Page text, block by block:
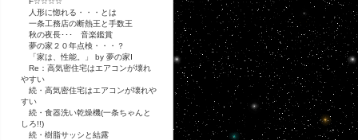
人形に惚れる・・・とは
一条工務店の断熱王と手数王
秋の夜長･･･ 音楽鑑賞
夢の家２０年点検・・・？
「家は、性能。」 by 夢の家Ⅰ
Re：高気密住宅はエアコンが壊れ
やすい
続・高気密住宅はエアコンが壊れや
すい
続・食器洗い乾燥機(一条ちゃんと
しろ!!)
続・樹脂サッシと結露